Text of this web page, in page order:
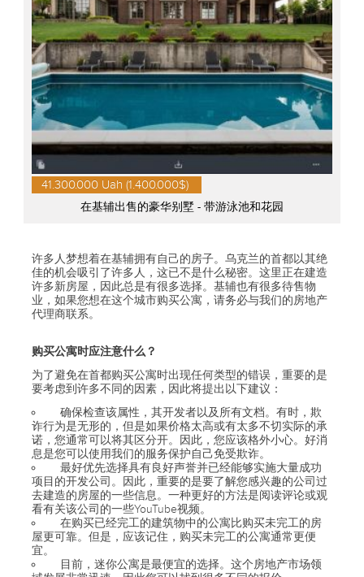
41.300.000 Uah (1.400.000$)
在基辅出售的豪华别墅 - 带游泳池和花园
许多人梦想着在基辅拥有自己的房子。乌克兰的首都以其绝
佳的机会吸引了许多人，这已不是什么秘密。这里正在建造
许多新房屋，因此总是有很多选择。基辅也有很多待售物
业，如果您想在这个城市购买公寓，请务必与我们的房地产
代理商联系。
购买公寓时应注意什么？
为了避免在首都购买公寓时出现任何类型的错误，重要的是
要考虑到许多不同的因素，因此将提出以下建议：
确保检查该属性，其开发者以及所有文档。有时，欺
诈行为是无形的，但是如果价格太高或有太多不切实际的承
诺，您通常可以将其区分开。因此，您应该格外小心。好消
息是您可以使用我们的服务保护自己免受欺诈。
最好优先选择具有良好声誉并已经能够实施大量成功
项目的开发公司。因此，重要的是要了解您感兴趣的公司过
去建造的房屋的一些信息。一种更好的方法是阅读评论或观
看有关该公司的一些YouTube视频。
在购买已经完工的建筑物中的公寓比购买未完工的房
屋更可靠。但是，应该记住，购买未完工的公寓通常更便
宜。
目前，迷你公寓是最便宜的选择。这个房地产市场领